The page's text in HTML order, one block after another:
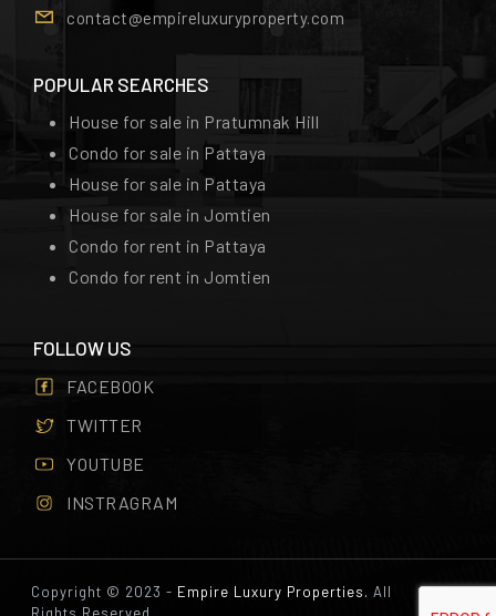
contact@empireluxuryproperty.com
POPULAR SEARCHES
House for sale in Pratumnak Hill
Condo for sale in Pattaya
House for sale in Pattaya
House for sale in Jomtien
Condo for rent in Pattaya
Condo for rent in Jomtien
FOLLOW US
FACEBOOK
TWITTER
YOUTUBE
INSTRAGRAM
Copyright © 2023 - Empire Luxury Properties. All